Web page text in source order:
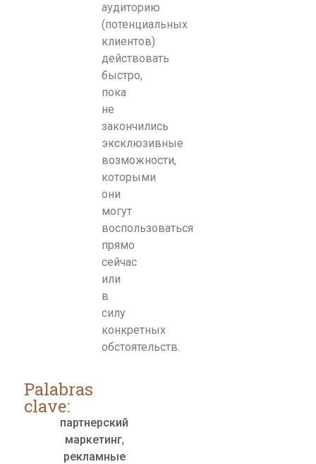
аудиторию
(потенциальных
клиентов)
действовать
быстро,
пока
не
закончились
эксклюзивные
возможности,
которыми
они
могут
воспользоваться
прямо
сейчас
или
в
силу
конкретных
обстоятельств.
Palabras
clave:
партнерский
маркетинг,
рекламные